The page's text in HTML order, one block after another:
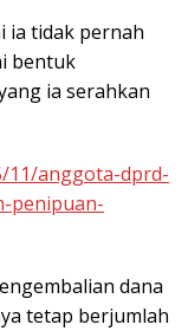
ia tidak pernah
bentuk
ia serahkan
11/anggota-dprd-
penipuan-
dana
tetap berjumlah